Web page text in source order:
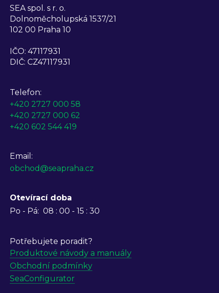
SEA spol. s r. o.
Dolnoměcholupská 1537/21
102 00 Praha 10
IČO: 47117931
DIČ: CZ47117931
Telefon:
+420 2727 000 58
+420 2727 000 62
+420 602 544 419
Email:
obchod@seapraha.cz
Otevírací doba
Po - Pá: 08 : 00 - 15 : 30
Potřebujete poradit?
Produktové návody a manuály
Obchodní podmínky
SeaConfigurator